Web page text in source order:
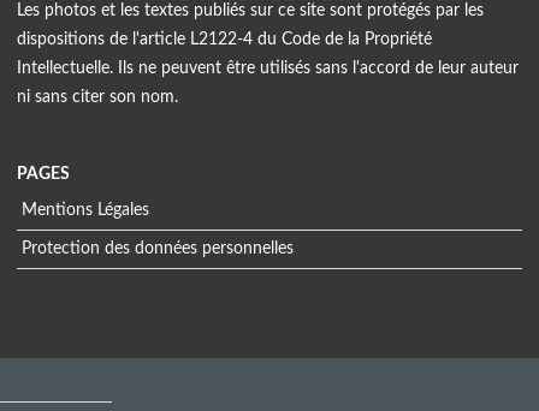
Les photos et les textes publiés sur ce site sont protégés par les
dispositions de l'article L2122-4 du Code de la Propriété
Intellectuelle. Ils ne peuvent être utilisés sans l'accord de leur auteur
ni sans citer son nom.
PAGES
Mentions Légales
Protection des données personnelles